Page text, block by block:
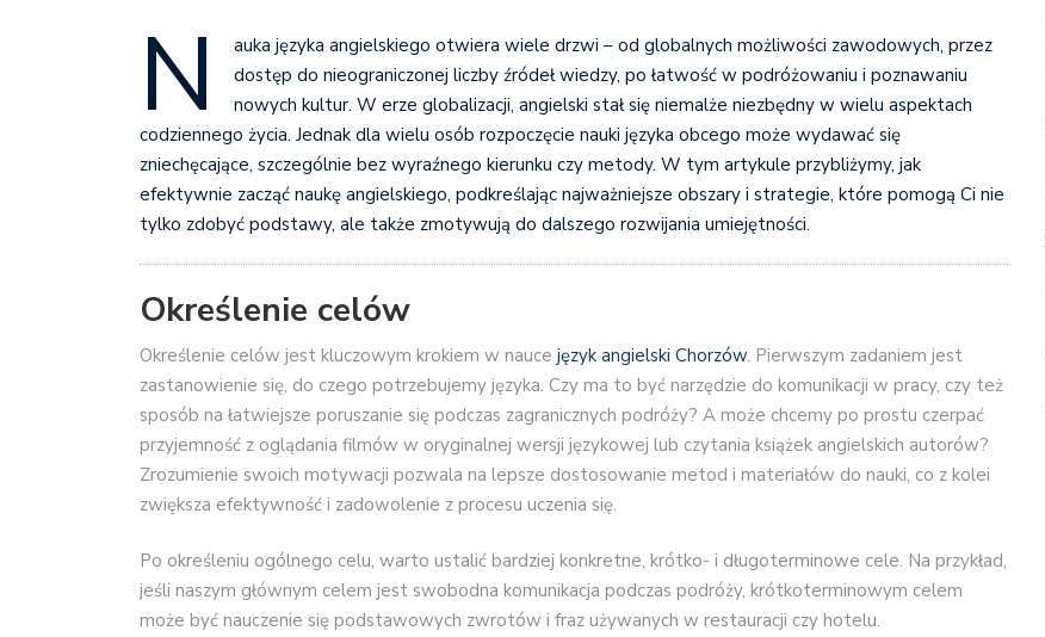
N
auka języka angielskiego otwiera wiele drzwi – od globalnych możliwości zawodowych, przez
dostęp do nieograniczonej liczby źródeł wiedzy, po łatwość w podróżowaniu i poznawaniu
nowych kultur. W erze globalizacji, angielski stał się niemalże niezbędny w wielu aspektach
codziennego życia. Jednak dla wielu osób rozpoczęcie nauki języka obcego może wydawać się
zniechęcające, szczególnie bez wyraźnego kierunku czy metody. W tym artykule przybliżymy, jak
efektywnie zacząć naukę angielskiego, podkreślając najważniejsze obszary i strategie, które pomogą Ci nie
tylko zdobyć podstawy, ale także zmotywują do dalszego rozwijania umiejętności.
Określenie celów
Określenie celów jest kluczowym krokiem w nauce język angielski Chorzów. Pierwszym zadaniem jest
zastanowienie się, do czego potrzebujemy języka. Czy ma to być narzędzie do komunikacji w pracy, czy też
sposób na łatwiejsze poruszanie się podczas zagranicznych podróży? A może chcemy po prostu czerpać
przyjemność z oglądania filmów w oryginalnej wersji językowej lub czytania książek angielskich autorów?
Zrozumienie swoich motywacji pozwala na lepsze dostosowanie metod i materiałów do nauki, co z kolei
zwiększa efektywność i zadowolenie z procesu uczenia się.
Po określeniu ogólnego celu, warto ustalić bardziej konkretne, krótko- i długoterminowe cele. Na przykład,
jeśli naszym głównym celem jest swobodna komunikacja podczas podróży, krótkoterminowym celem
może być nauczenie się podstawowych zwrotów i fraz używanych w restauracji czy hotelu.